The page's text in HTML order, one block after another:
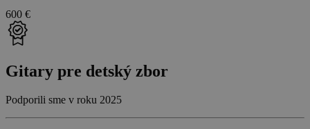
600 €
Gitary pre detský zbor
Podporili sme v roku 2025